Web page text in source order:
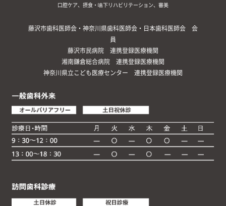
口腔ケア、摂食・嚥下リハビリテーション、審美
藤沢市歯科医師会・神奈川県歯科医師会・日本歯科医師会 会
員
藤沢市民病院 連携登録医療機関
湘南鎌倉総合病院 連携登録医療機関
神奈川県立こども医療センター 連携登録医療機関